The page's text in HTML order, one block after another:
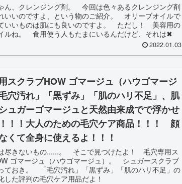
ん、クレンジング剤。 今回は色々あるクレンジング剤
いいのですよ、という物のご紹介。 オリーブオイルで
いものは肌にも良いのですよ。 ただし！ 美容用の
ルね。 食用使う人もたまにいるんだけど、それは✖
2022.01.03
用スクラブHOW ゴマージュ（ハウゴマージ
穴汚れ」「黒ずみ」「肌のハリ不足」、肌
ュガーゴマージュと天然由来成でで浮かせ
！！大人のための毛穴ケア商品！！！ 顔
くて全身に使えるよ！！！
尽きないもの......。 そこで見つけたよ！ 毛穴専用ス
ゴマージュ（ハウゴマージュ）。 シュガースクラブ
ておき。 「毛穴汚れ」「黒ずみ」「肌のハリ不足」の
した評判の毛穴ケア用品だよ！